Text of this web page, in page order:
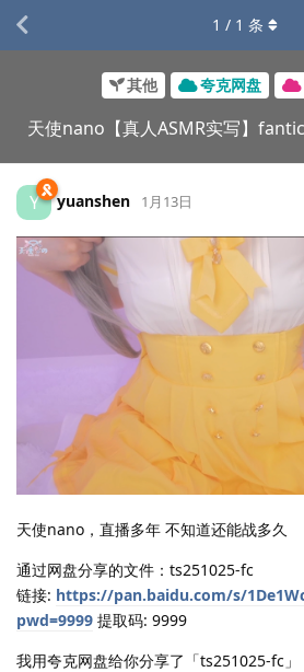
其他 夸克网盘
天使nano【真人ASMR实写】
1 / 1 条
Y yuanshen 1月13日
天使nano，直播多年 不知道还能战多久
通过网盘分享的文件：ts251025-fc
链接: https://pan.baidu.com/s/
pwd=9999 提取码: 9999
我用夸克网盘给你分享了「ts251025-fc」